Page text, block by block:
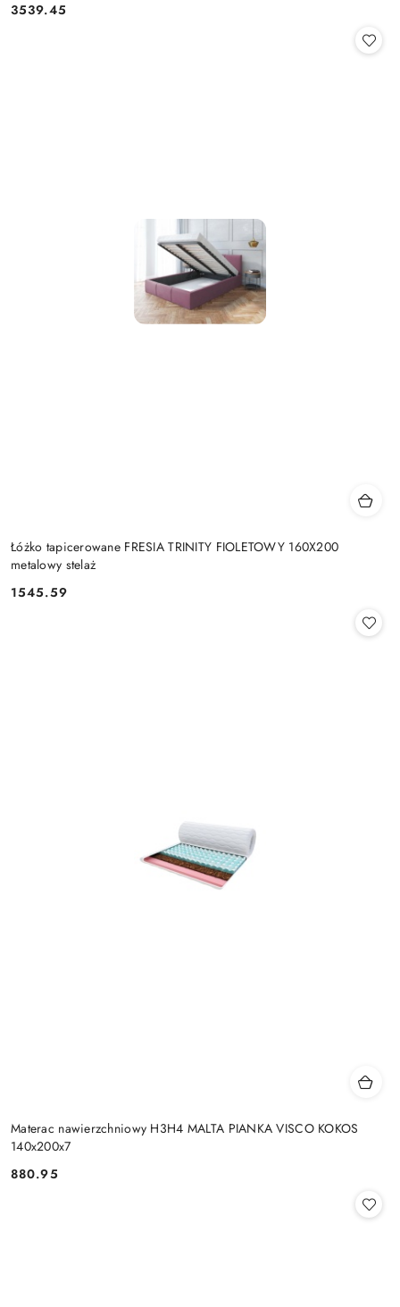
Cena:
3539.45
Łóżko tapicerowane FRESIA TRINITY FIOLETOWY 160X200
metalowy stelaż
Cena:
1545.59
Materac nawierzchniowy H3H4 MALTA PIANKA VISCO KOKOS
140x200x7
Cena:
880.95